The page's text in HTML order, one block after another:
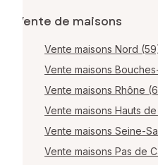
Vente de maisons
Vente maisons Nord
Vente maisons
Vente maisons Rhône
Vente maisons Hauts
Vente maisons Seine-
Vente maisons Pas de